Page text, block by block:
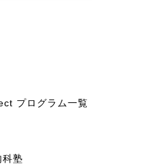
プログラム一覧
科塾